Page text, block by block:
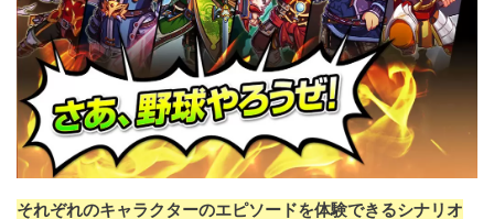
それぞれのキャラクターのエピソードを体験できるシナリオ